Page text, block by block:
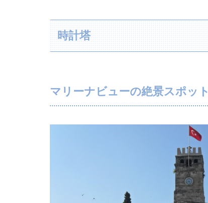
時計塔
マリーナビューの絶景スポット